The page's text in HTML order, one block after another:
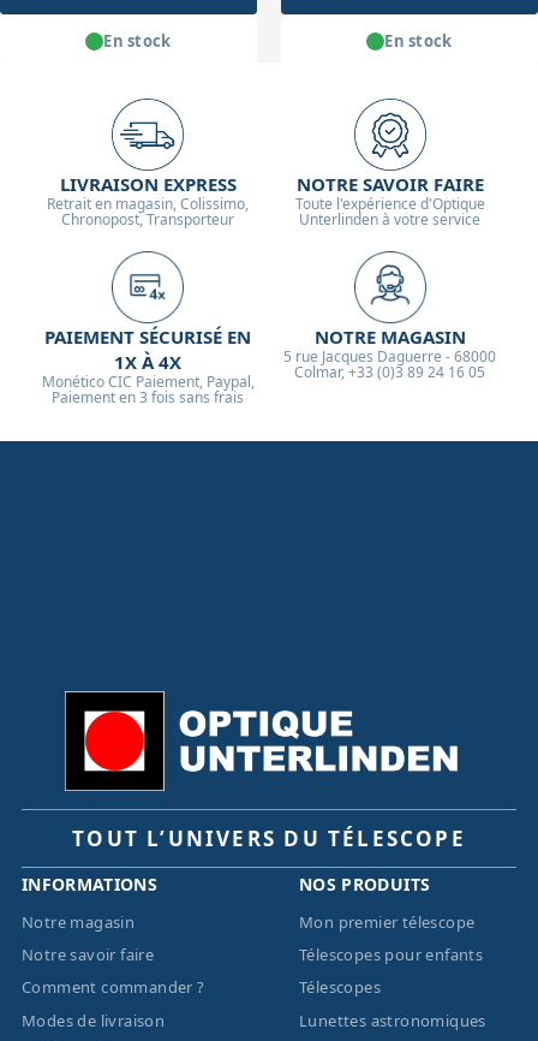
En stock En stock
LIVRAISON EXPRESS
Retrait en magasin, Colissimo,
Chronopost, Transporteur
NOTRE SAVOIR FAIRE
Toute l'expérience d'Optique
Unterlinden à votre service
PAIEMENT SÉCURISÉ EN
1X À 4X
Monético CIC Paiement, Paypal,
Paiement en 3 fois sans frais
NOTRE MAGASIN
5 rue Jacques Daguerre - 68000
Colmar, +33 (0)3 89 24 16 05
TOUT L’UNIVERS DU TÉLESCOPE
INFORMATIONS
Notre magasin
Notre savoir faire
Comment commander ?
Modes de livraison
NOS PRODUITS
Mon premier télescope
Télescopes pour enfants
Télescopes
Lunettes astronomiques